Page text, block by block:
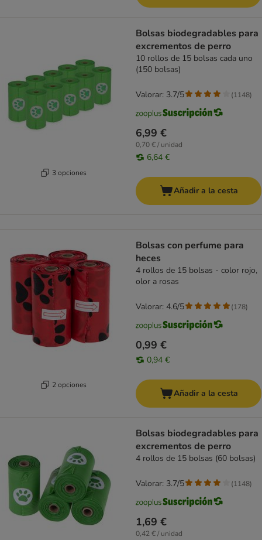
3 opciones
Bolsas biodegradables para
excrementos de perro
10 rollos de 15 bolsas cada uno
(150 bolsas)
6,99 €
0,70 € / unidad
6,64 €
Valorar: 3.7/5 (1148)
Añadir a la cesta
2 opciones
Bolsas con perfume para
heces
4 rollos de 15 bolsas - color rojo,
olor a rosas
0,99 €
0,94 €
Valorar: 4.6/5 (178)
Añadir a la cesta
Bolsas biodegradables para
excrementos de perro
4 rollos de 15 bolsas (60 bolsas)
1,69 €
0,42 € / unidad
Valorar: 3.7/5 (1148)